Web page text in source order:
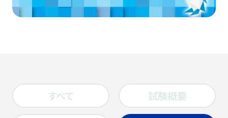
すべて 試験概要